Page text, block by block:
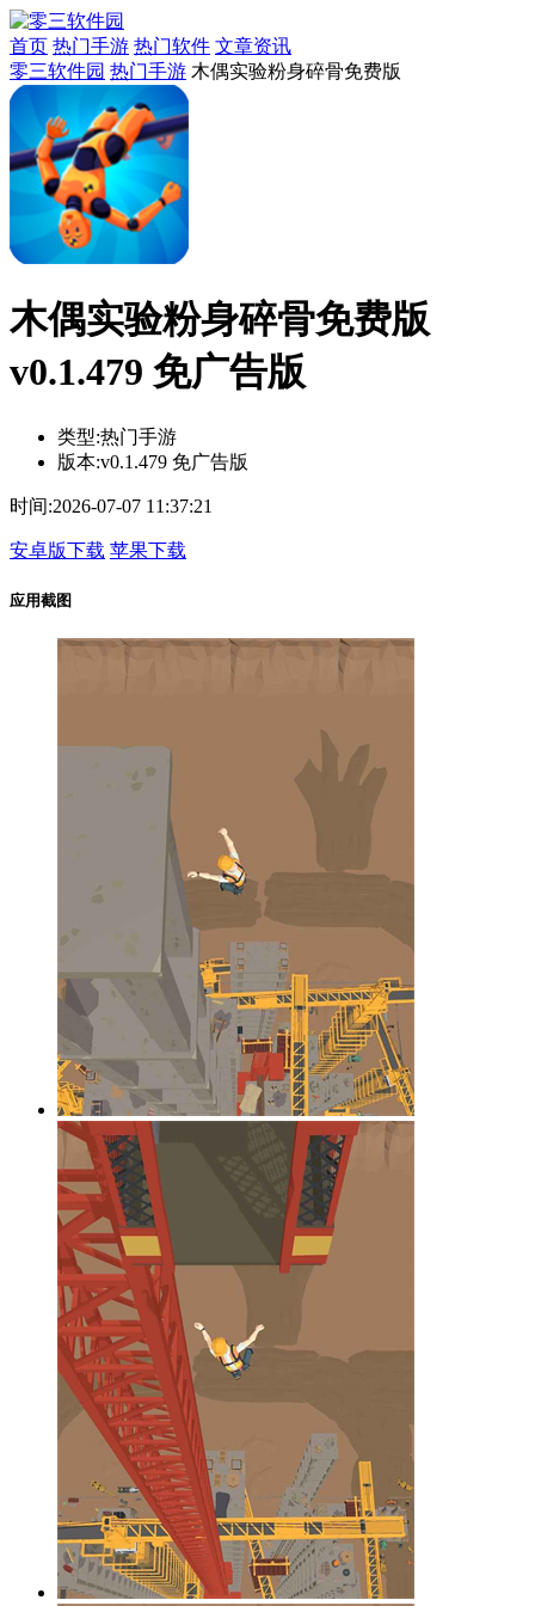
首页 热门手游 热门软件 文章资讯
零三软件园 热门手游 木偶实验粉身碎骨免费版
木偶实验粉身碎骨免费版
v0.1.479 免广告版
类型:热门手游
版本:v0.1.479 免广告版
时间:2026-07-07 11:37:21
安卓版下载 苹果下载
应用截图